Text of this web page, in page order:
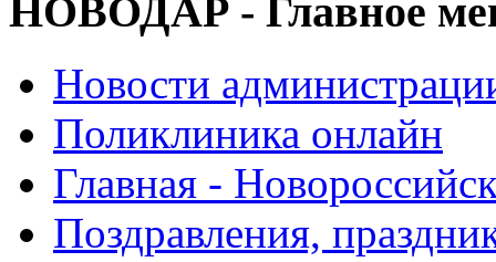
НОВОДАР - Главное
Новости
Поликлиника онлайн
Главная -
Поздравления,